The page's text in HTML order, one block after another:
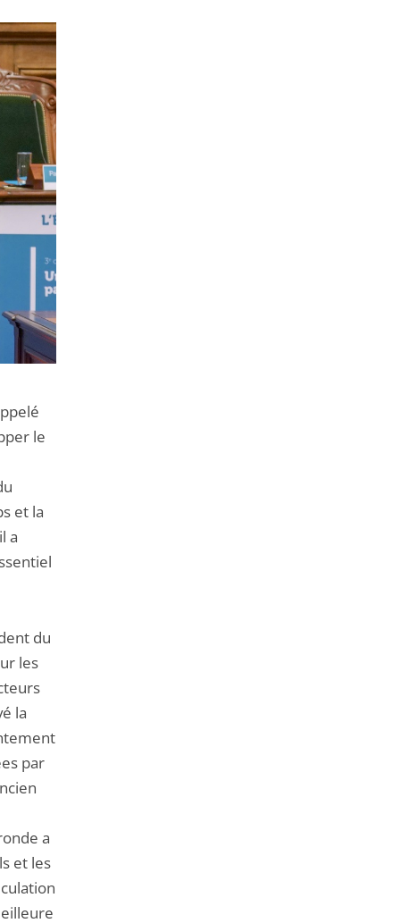
le
et la
a
du
les
la
par
a
et les